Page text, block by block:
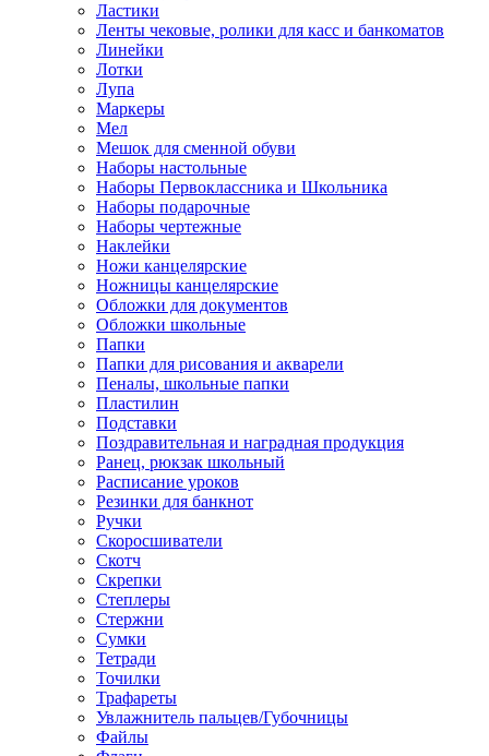
Ластики
Ленты чековые, ролики для касс и банкоматов
Линейки
Лотки
Лупа
Маркеры
Мел
Мешок для сменной обуви
Наборы настольные
Наборы Первоклассника и Школьника
Наборы подарочные
Наборы чертежные
Наклейки
Ножи канцелярские
Ножницы канцелярские
Обложки для документов
Обложки школьные
Папки
Папки для рисования и акварели
Пеналы, школьные папки
Пластилин
Подставки
Поздравительная и наградная продукция
Ранец, рюкзак школьный
Расписание уроков
Резинки для банкнот
Ручки
Скоросшиватели
Скотч
Скрепки
Степлеры
Стержни
Сумки
Тетради
Точилки
Трафареты
Увлажнитель пальцев/Губочницы
Файлы